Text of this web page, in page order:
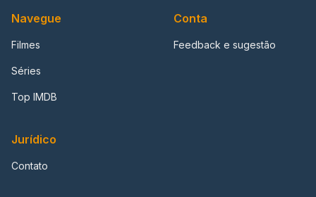
Navegue
Filmes
Séries
Top IMDB
Conta
Feedback e sugestão
Jurídico
Contato